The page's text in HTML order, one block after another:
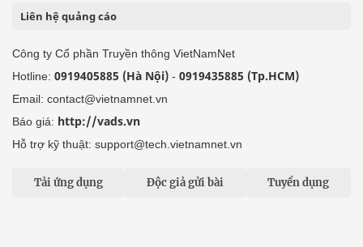
Liên hệ quảng cáo
Công ty Cổ phần Truyền thông VietNamNet
Hotline: 0919405885 (Hà Nội) - 0919435885 (Tp.HCM)
Email: contact@vietnamnet.vn
Báo giá: http://vads.vn
Hỗ trợ kỹ thuật: support@tech.vietnamnet.vn
Tải ứng dụng Độc giả gửi bài Tuyển dụng